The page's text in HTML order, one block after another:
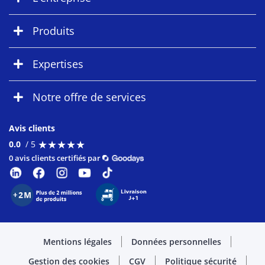
Produits
Expertises
Notre offre de services
Avis clients
0.0 / 5 ★★★★★
★★★★★
0 avis clients certifiés par
Mentions légales
Données personnelles
Gestion des cookies
CGV Politique sécurité